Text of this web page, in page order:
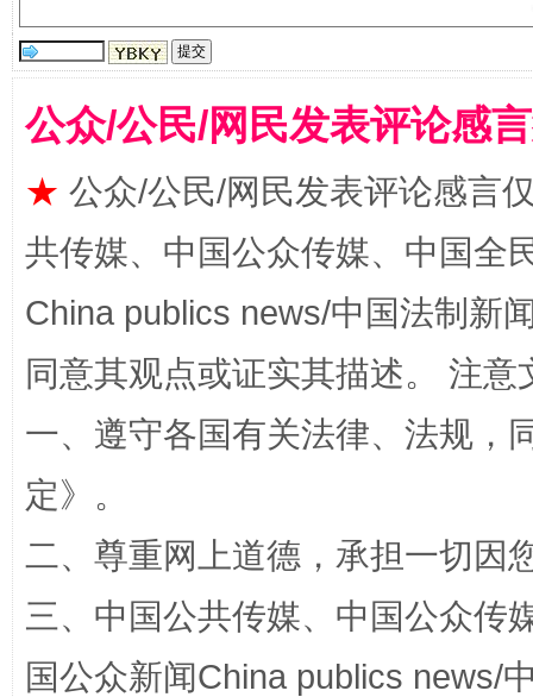
阿坝州三大球赛在茂县开幕 规模
公众/公民/网民发表评论感
★ 公众/公民/网民发表评论感言
共传媒、中国公众传媒、中国全
China publics news/中国法制新
同意其观点或证实其描述。 注
一、遵守各国有关法律、法规，
定》。
二、尊重网上道德，承担一切因
三、中国公共传媒、中国公众传
国公众新闻China publics news/